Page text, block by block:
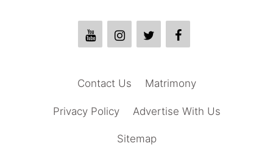
Matrimony
Contact Us
Advertise With Us
Privacy Policy
Sitemap